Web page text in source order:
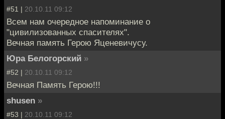
#51 | 20.10.11 09:12
Всем нам очередное напоминание о
"цивилизованных спасителях".
Вечная память Герою Яценевичусу.
Юра Белогорский »
#52 | 20.10.11 09:12
Вечная Память Герою!!!
shusen »
#53 | 20.10.11 09:12